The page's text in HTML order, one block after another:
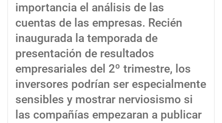
importancia el análisis de las
cuentas de las empresas. Recién
inaugurada la temporada de
presentación de resultados
empresariales del 2º trimestre, los
inversores podrían ser especialmente
sensibles y mostrar nerviosismo si
las compañías empezaran a publicar